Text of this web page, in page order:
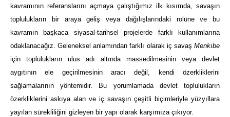
kavramının referanslarını açmaya çalıştığımız ilk kısımda, savaşın
toplulukların bir araya geliş veya dağılışlarındaki rolüne ve bu
kavramın başkaca siyasal-tarihsel projelerde farklı kullanımlarına
odaklanacağız. Geleneksel anlamından farklı olarak iç savaş Menkıbe
için toplulukların ulus adı altında massedilmesinin veya devlet
aygıtının ele geçirilmesinin aracı değil, kendi özerkliklerini
sağlamalarının yöntemidir. Bu yorumlamada devlet toplulukların
özerkliklerini askıya alan ve iç savaşın çeşitli biçimleriyle yüzyıllara
yayılan sürekliliğini gizleyen bir yapı olarak karşımıza çıkıyor.